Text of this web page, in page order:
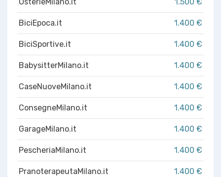
BiciEpoca.it 1.400 €
BiciSportive.it 1.400 €
BabysitterMilano.it 1.400 €
CaseNuoveMilano.it 1.400 €
ConsegneMilano.it 1.400 €
GarageMilano.it 1.400 €
PescheriaMilano.it 1.400 €
PranoterapeutaMilano.it 1.400 €